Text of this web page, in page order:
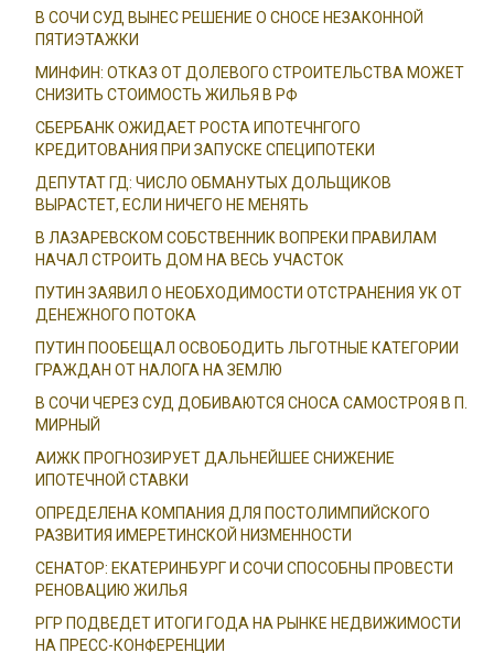
В СОЧИ СУД ВЫНЕС РЕШЕНИЕ О СНОСЕ НЕЗАКОННОЙ
ПЯТИЭТАЖКИ
МИНФИН: ОТКАЗ ОТ ДОЛЕВОГО СТРОИТЕЛЬСТВА МОЖЕТ
СНИЗИТЬ СТОИМОСТЬ ЖИЛЬЯ В РФ
СБЕРБАНК ОЖИДАЕТ РОСТА ИПОТЕЧНГОГО
КРЕДИТОВАНИЯ ПРИ ЗАПУСКЕ СПЕЦИПОТЕКИ
ДЕПУТАТ ГД: ЧИСЛО ОБМАНУТЫХ ДОЛЬЩИКОВ
ВЫРАСТЕТ, ЕСЛИ НИЧЕГО НЕ МЕНЯТЬ
В ЛАЗАРЕВСКОМ СОБСТВЕННИК ВОПРЕКИ ПРАВИЛАМ
НАЧАЛ СТРОИТЬ ДОМ НА ВЕСЬ УЧАСТОК
ПУТИН ЗАЯВИЛ О НЕОБХОДИМОСТИ ОТСТРАНЕНИЯ УК ОТ
ДЕНЕЖНОГО ПОТОКА
ПУТИН ПООБЕЩАЛ ОСВОБОДИТЬ ЛЬГОТНЫЕ КАТЕГОРИИ
ГРАЖДАН ОТ НАЛОГА НА ЗЕМЛЮ
В СОЧИ ЧЕРЕЗ СУД ДОБИВАЮТСЯ СНОСА САМОСТРОЯ В П.
МИРНЫЙ
АИЖК ПРОГНОЗИРУЕТ ДАЛЬНЕЙШЕЕ СНИЖЕНИЕ
ИПОТЕЧНОЙ СТАВКИ
ОПРЕДЕЛЕНА КОМПАНИЯ ДЛЯ ПОСТОЛИМПИЙСКОГО
РАЗВИТИЯ ИМЕРЕТИНСКОЙ НИЗМЕННОСТИ
СЕНАТОР: ЕКАТЕРИНБУРГ И СОЧИ СПОСОБНЫ ПРОВЕСТИ
РЕНОВАЦИЮ ЖИЛЬЯ
РГР ПОДВЕДЕТ ИТОГИ ГОДА НА РЫНКЕ НЕДВИЖИМОСТИ
НА ПРЕСС-КОНФЕРЕНЦИИ